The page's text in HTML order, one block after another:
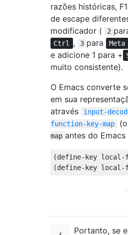
razões históricas,
de escape
modificador (
2
Ctrl , 3 para Meta
e adicione 1 para +
muito consistente).
O Emacs converte
em sua
através
input-
function-key-map
map antes do Emacs
(define-key local-
Portanto, se